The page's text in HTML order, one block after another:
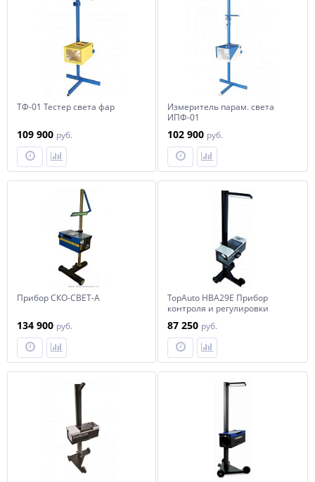
ТФ-01 Тестер света фар
109 900 руб.
Измеритель парам. света
ИПФ-01
102 900 руб.
Прибор СКО-СВЕТ-А
134 900 руб.
TopAuto HBA29E Прибор
контроля и регулировки
87 250 руб.